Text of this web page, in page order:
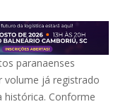
paranaenses
volume já registrado
histórica. Conforme